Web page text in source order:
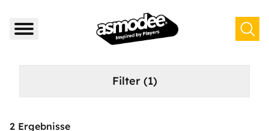
Filter (1)
2 Ergebnisse